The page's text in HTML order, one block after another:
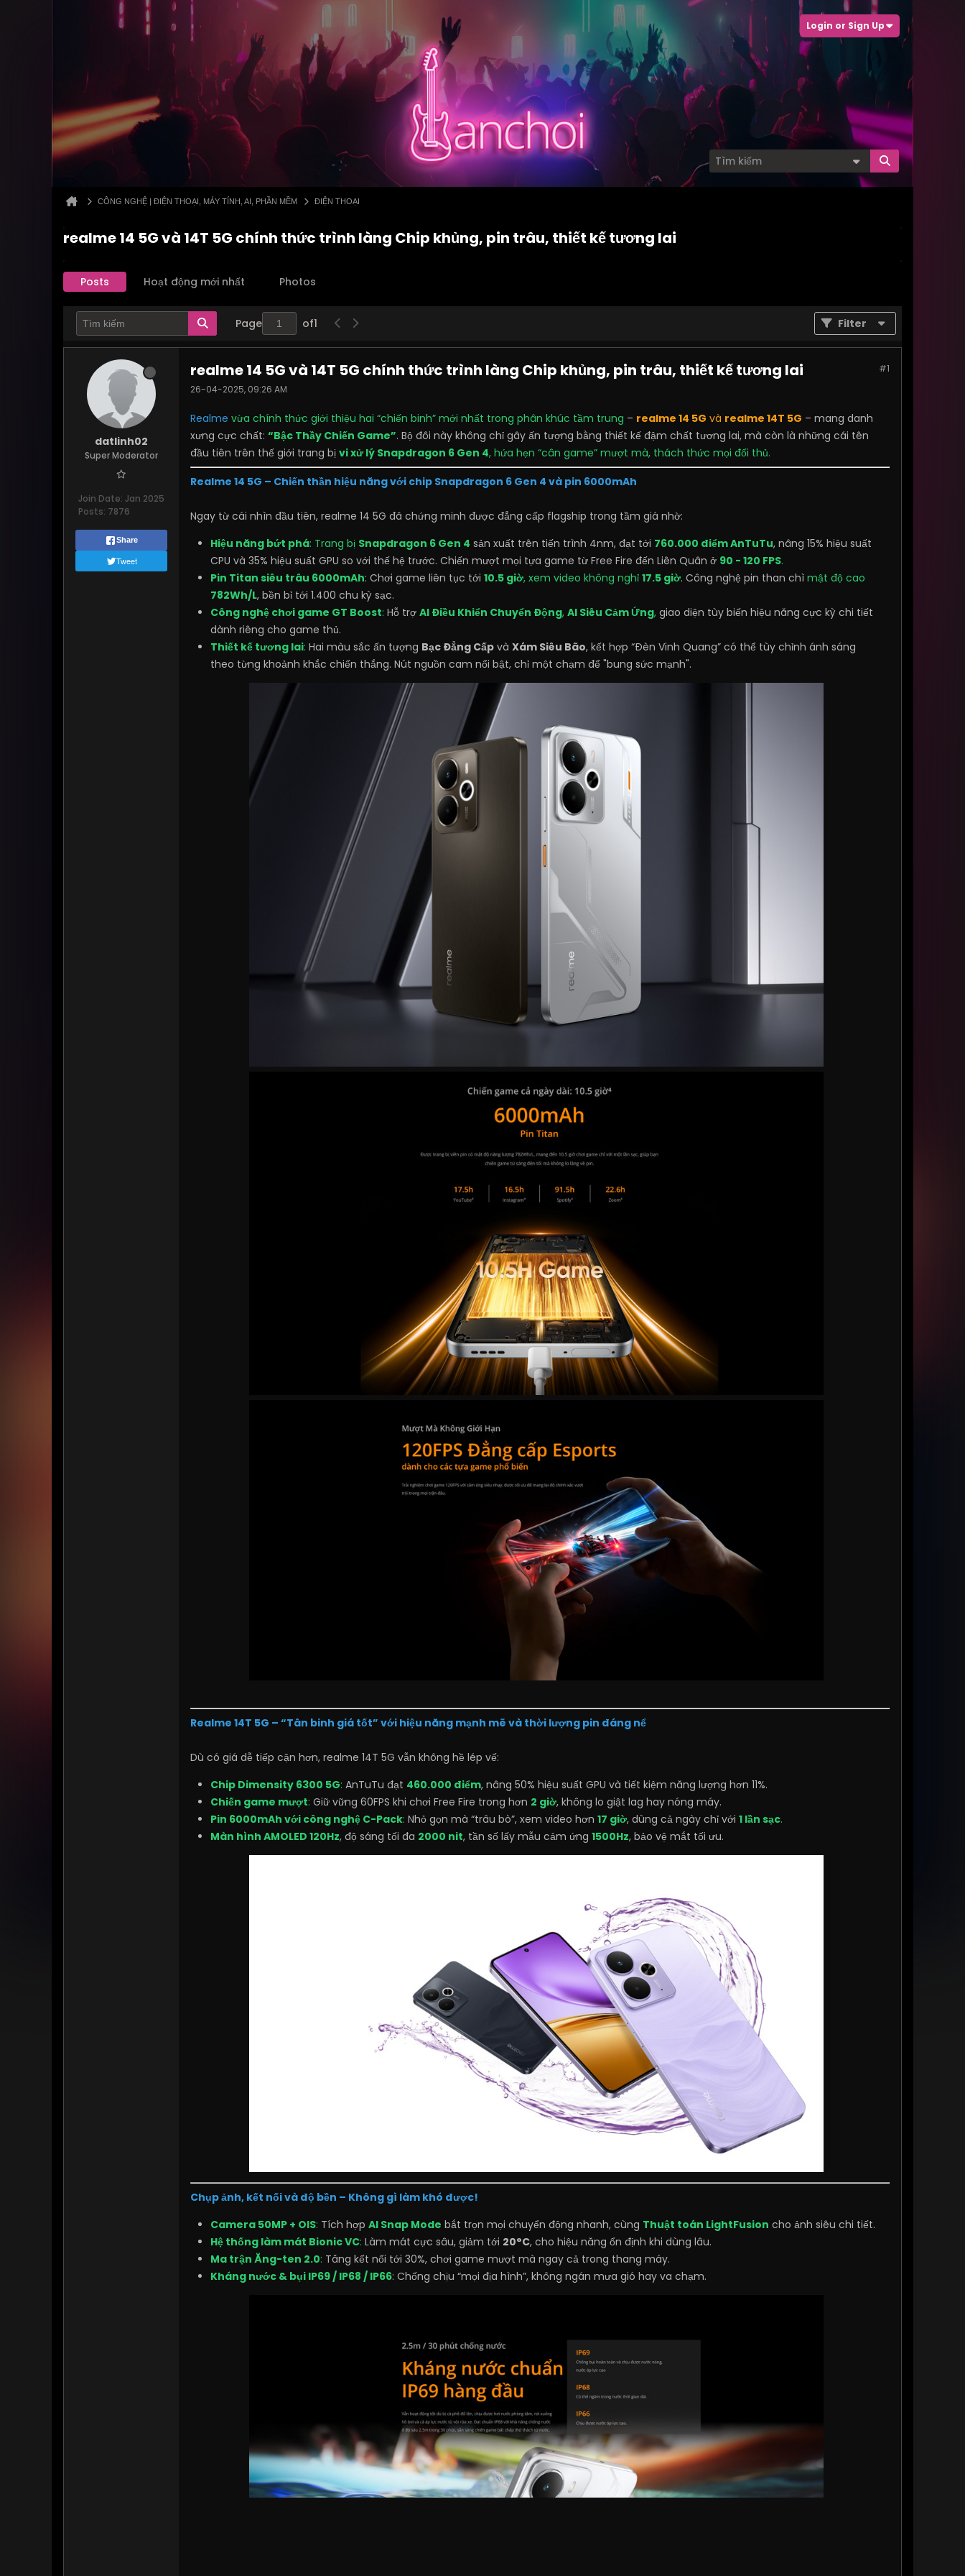
Login or Sign Up
CÔNG NGHỆ | ĐIỆN THOẠI, MÁY TÍNH, AI, PHẦN MỀM ĐIỆN THOẠI
realme 14 5G và 14T 5G chính thức trình làng Chip khủng, pin trâu, thiết kế tương lai
Posts Hoạt động mới nhất Photos
Page of1 Filter
datlinh02
Super Moderator
Join Date: Jan 2025
Posts: 7876
Share
Tweet
#1
realme 14 5G và 14T 5G chính thức trình làng Chip khủng, pin trâu, thiết kế tương lai
26-04-2025, 09:26 AM
Realme vừa chính thức giới thiệu hai “chiến binh” mới nhất trong phân khúc tầm trung – realme 14 5G và realme 14T 5G – mang danh
xưng cực chất: “Bậc Thầy Chiến Game”. Bộ đôi này không chỉ gây ấn tượng bằng thiết kế đậm chất tương lai, mà còn là những cái tên
đầu tiên trên thế giới trang bị vi xử lý Snapdragon 6 Gen 4, hứa hẹn “cân game” mượt mà, thách thức mọi đối thủ.
Realme 14 5G – Chiến thần hiệu năng với chip Snapdragon 6 Gen 4 và pin 6000mAh
Ngay từ cái nhìn đầu tiên, realme 14 5G đã chứng minh được đẳng cấp flagship trong tầm giá nhờ:
Hiệu năng bứt phá: Trang bị Snapdragon 6 Gen 4 sản xuất trên tiến trình 4nm, đạt tới 760.000 điểm AnTuTu, nâng 15% hiệu suất
CPU và 35% hiệu suất GPU so với thế hệ trước. Chiến mượt mọi tựa game từ Free Fire đến Liên Quân ở 90 - 120 FPS.
Pin Titan siêu trâu 6000mAh: Chơi game liên tục tới 10.5 giờ, xem video không nghỉ 17.5 giờ. Công nghệ pin than chì mật độ cao
782Wh/L, bền bỉ tới 1.400 chu kỳ sạc.
Công nghệ chơi game GT Boost: Hỗ trợ AI Điều Khiển Chuyển Động, AI Siêu Cảm Ứng, giao diện tùy biến hiệu năng cực kỳ chi tiết
dành riêng cho game thủ.
Thiết kế tương lai: Hai màu sắc ấn tượng Bạc Đẳng Cấp và Xám Siêu Bão, kết hợp “Đèn Vinh Quang” có thể tùy chỉnh ánh sáng
theo từng khoảnh khắc chiến thắng. Nút nguồn cam nổi bật, chỉ một chạm để "bung sức mạnh".
Realme 14T 5G – “Tân binh giá tốt” với hiệu năng mạnh mẽ và thời lượng pin đáng nể
Dù có giá dễ tiếp cận hơn, realme 14T 5G vẫn không hề lép vế:
Chip Dimensity 6300 5G: AnTuTu đạt 460.000 điểm, nâng 50% hiệu suất GPU và tiết kiệm năng lượng hơn 11%.
Chiến game mượt: Giữ vững 60FPS khi chơi Free Fire trong hơn 2 giờ, không lo giật lag hay nóng máy.
Pin 6000mAh với công nghệ C-Pack: Nhỏ gọn mà “trâu bò”, xem video hơn 17 giờ, dùng cả ngày chỉ với 1 lần sạc.
Màn hình AMOLED 120Hz, độ sáng tối đa 2000 nit, tần số lấy mẫu cảm ứng 1500Hz, bảo vệ mắt tối ưu.
Chụp ảnh, kết nối và độ bền – Không gì làm khó được!
Camera 50MP + OIS: Tích hợp AI Snap Mode bắt trọn mọi chuyển động nhanh, cùng Thuật toán LightFusion cho ảnh siêu chi tiết.
Hệ thống làm mát Bionic VC: Làm mát cực sâu, giảm tới 20°C, cho hiệu năng ổn định khi dùng lâu.
Ma trận Ăng-ten 2.0: Tăng kết nối tới 30%, chơi game mượt mà ngay cả trong thang máy.
Kháng nước & bụi IP69 / IP68 / IP66: Chống chịu “mọi địa hình”, không ngán mưa gió hay va chạm.